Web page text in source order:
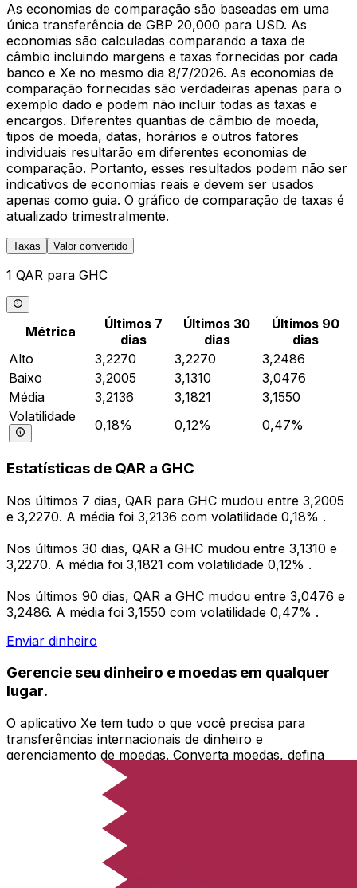
As economias de comparação são baseadas em uma
única transferência de GBP 20,000 para USD. As
economias são calculadas comparando a taxa de
câmbio incluindo margens e taxas fornecidas por cada
banco e Xe no mesmo dia 8/7/2026. As economias de
comparação fornecidas são verdadeiras apenas para o
exemplo dado e podem não incluir todas as taxas e
encargos. Diferentes quantias de câmbio de moeda,
tipos de moeda, datas, horários e outros fatores
individuais resultarão em diferentes economias de
comparação. Portanto, esses resultados podem não ser
indicativos de economias reais e devem ser usados
apenas como guia. O gráfico de comparação de taxas é
atualizado trimestralmente.
Taxas Valor convertido
1 QAR para GHC
Métrica
Últimos 7
dias
Últimos 30
dias
Últimos 90
dias
Alto
3,2270 3,2270
3,2486
Baixo
3,2005 3,1310
3,0476
Média
3,2136 3,1821
3,1550
Volatilidade
0,18% 0,12% 0,47%
Estatísticas de QAR a GHC
Nos últimos 7 dias, QAR para GHC mudou entre 3,2005
e 3,2270. A média foi 3,2136 com volatilidade 0,18% .
Nos últimos 30 dias, QAR a GHC mudou entre 3,1310 e
3,2270. A média foi 3,1821 com volatilidade 0,12% .
Nos últimos 90 dias, QAR a GHC mudou entre 3,0476 e
3,2486. A média foi 3,1550 com volatilidade 0,47% .
Enviar dinheiro
Gerencie seu dinheiro e moedas em qualquer
lugar.
O aplicativo Xe tem tudo o que você precisa para
transferências internacionais de dinheiro e
gerenciamento de moedas. Converta moedas, defina
alertas de taxas de câmbio e transfira dinheiro para o
exterior sem taxas ocultas. Baixe hoje mesmo!